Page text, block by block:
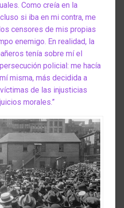
Como creía en la
si iba en mi contra, me
censores de mis propias
enemigo. En realidad, la
tenía sobre mí el
policial: me hacía
misma, más decidida a
de las injusticias
morales.”